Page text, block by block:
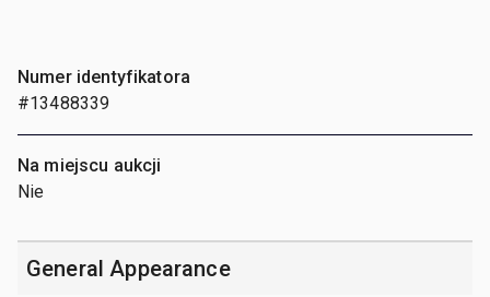
Numer identyfikatora
#13488339
Na miejscu aukcji
Nie
General Appearance